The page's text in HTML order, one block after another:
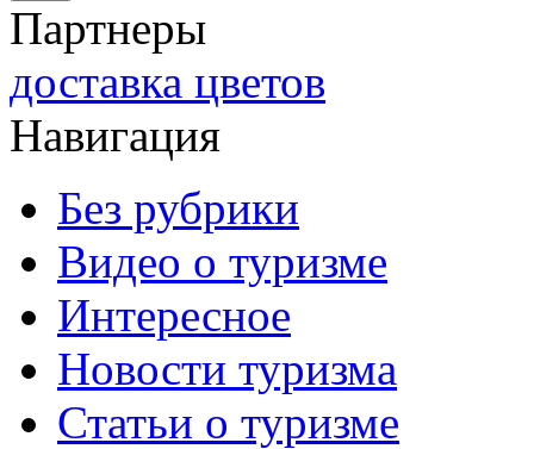
Партнеры
доставка цветов
Навигация
Без рубрики
Видео о туризме
Интересное
Новости туризма
Статьи о туризме